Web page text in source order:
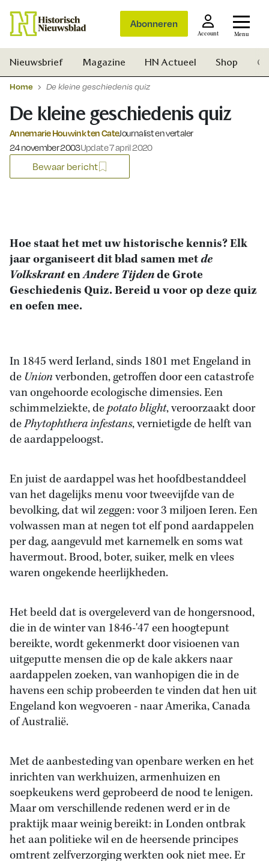
Abonneren
Account Menu
Zoek
Nieuwsbrief Magazine HN Actueel Shop
Home De kleine geschiedenis quiz
De kleine geschiedenis quiz
Annemarie Houwink ten CateJournalist en vertaler
Gepubliceerd op:
24 november 2003Update 7 april 2020
Bewaar bericht
Hoe staat het met uw historische kennis? Elk
jaar organiseert dit blad samen metde
VolkskrantenAndere Tijdende Grote
Geschiedenis Quiz. Bereid u voor op deze quiz
en oefen mee.
In 1845 werd Ierland, sinds 1801 met Engeland in
de Unionverbonden, getroffen door een catastrofe
van ongehoorde ecologische dimensies. Een
schimmelziekte, depotato blight, veroorzaakt door
dePhytophthera infestans, vernietigde de helft van
de aardappeloogst.
En juist de aardappel was het hoofdbestanddeel
van het dagelijks menu voor tweevijfde van de
bevolking, dat wil zeggen: voor 3 miljoen Ieren. Een
volwassen man at negen tot elf pond aardappelen
per dag, aangevuld met karnemelk en soms wat
havermout. Brood, boter, suiker, melk en vlees
waren ongekende heerlijkheden.
Het beeld dat is overgeleverd van de hongersnood,
die in de winter van 1846-'47 een hoogtepunt
bereikte, wordt gekenmerkt door visioenen van
uitgeputte mensen die op de kale akkers naar
aardappelen zoeken, van wanhopigen die in de
havens een schip probeerden te vinden dat hen uit
Engeland kon wegvoeren - naar Amerika, Canada
of Australië.
Met de aanbesteding van openbare werken en het
inrichten van werkhuizen, armenhuizen en
soepkeukens werd geprobeerd de nood te lenigen.
Maar om verschillende redenen werd er in de
praktijk maar weinig bereikt: in Londen ontbrak
het aan politieke wil en de heersende principes
omtrent zelfverzorging werkten ook niet mee. Er